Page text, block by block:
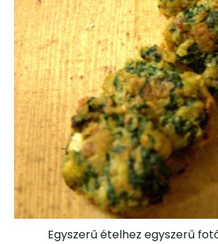
Egyszerű ételhez egyszerű